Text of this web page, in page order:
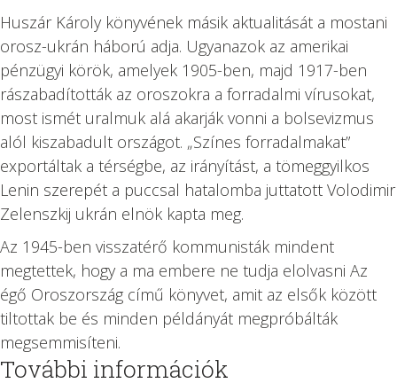
Huszár Károly könyvének másik aktualitását a mostani
orosz-ukrán háború adja. Ugyanazok az amerikai
pénzügyi körök, amelyek 1905-ben, majd 1917-ben
rászabadították az oroszokra a forradalmi vírusokat,
most ismét uralmuk alá akarják vonni a bolsevizmus
alól kiszabadult országot. „Színes forradalmakat”
exportáltak a térségbe, az irányítást, a tömeggyilkos
Lenin szerepét a puccsal hatalomba juttatott Volodimir
Zelenszkij ukrán elnök kapta meg.
Az 1945-ben visszatérő kommunisták mindent
megtettek, hogy a ma embere ne tudja elolvasni Az
égő Oroszország című könyvet, amit az elsők között
tiltottak be és minden példányát megpróbálták
megsemmisíteni.
További információk